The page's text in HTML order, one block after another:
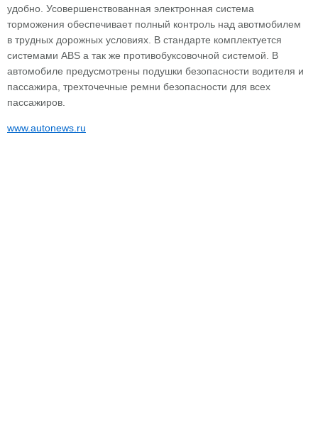
удобно. Усовершенствованная электронная система
торможения обеспечивает полный контроль над авотмобилем
в трудных дорожных условиях. В стандарте комплектуется
системами ABS а так же противобуксовочной системой. В
автомобиле предусмотрены подушки безопасности водителя и
пассажира, трехточечные ремни безопасности для всех
пассажиров.
www.autonews.ru